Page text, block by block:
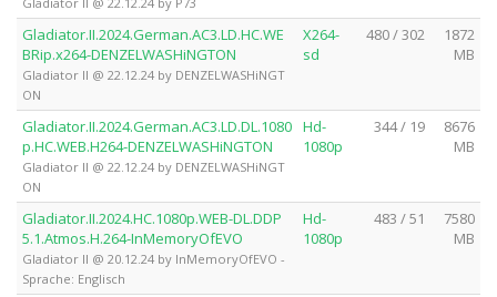
Gladiator.II.2024.German.AC3.LD.HC.WE
BRip.x264-DENZELWASHiNGTON
Gladiator II @ 22.12.24 by DENZELWASHiNGT
ON
X264-
sd
480 / 302
1872
MB
Gladiator.II.2024.German.AC3.LD.DL.1080
p.HC.WEB.H264-DENZELWASHiNGTON
Gladiator II @ 22.12.24 by DENZELWASHiNGT
ON
Hd-
1080p
344 / 19
8676
MB
Gladiator.II.2024.HC.1080p.WEB-DL.DDP
5.1.Atmos.H.264-InMemoryOfEVO
Gladiator II @ 20.12.24 by InMemoryOfEVO -
Sprache: Englisch
Hd-
1080p
483 / 51
7580
MB